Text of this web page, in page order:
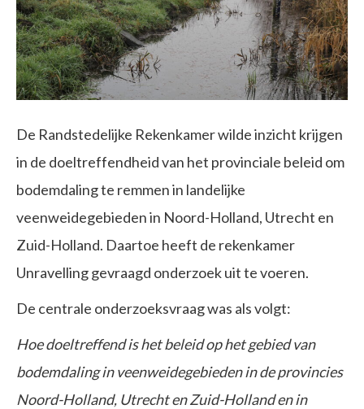
De Randstedelijke Rekenkamer wilde inzicht krijgen
in de doeltreffendheid van het provinciale beleid om
bodemdaling te remmen in landelijke
veenweidegebieden in Noord-Holland, Utrecht en
Zuid-Holland. Daartoe heeft de rekenkamer
Unravelling gevraagd onderzoek uit te voeren.
De centrale onderzoeksvraag was als volgt:
Hoe doeltreffend is het beleid op het gebied van
bodemdaling in veenweidegebieden in de provincies
Noord-Holland, Utrecht en Zuid-Holland en in